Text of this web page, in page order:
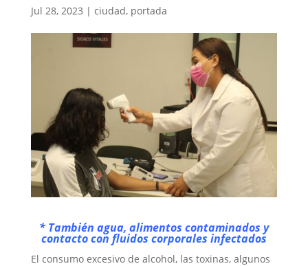
Jul 28, 2023 | ciudad, portada
* También agua, alimentos contaminados y
contacto con fluidos corporales infectados
El consumo excesivo de alcohol, las toxinas, algunos